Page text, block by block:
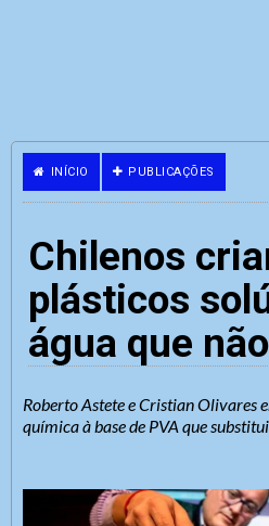
INÍCIO PUBLICAÇÕES
Chilenos
plásticos
água que
Roberto Astete e Cristian Olivares
química à base de PVA que